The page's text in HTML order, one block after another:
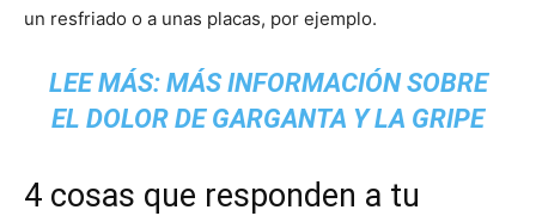
un resfriado o a unas placas, por ejemplo.
LEE MÁS: MÁS INFORMACIÓN SOBRE
EL DOLOR DE GARGANTA Y LA GRIPE
4 cosas que responden a tu